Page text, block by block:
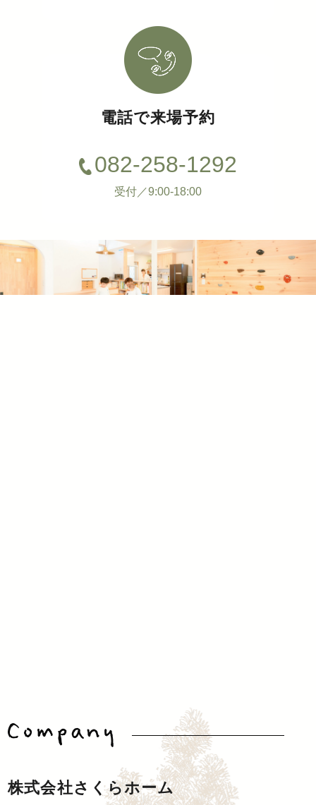
電話で来場予約
082-258-1292
受付／9:00-18:00
株式会社さくらホーム